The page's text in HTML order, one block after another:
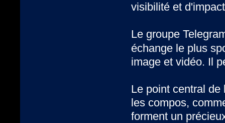
visibilité et
Le groupe
échange le plus
image et vidéo. Il
Le point central
les compos,
forment un